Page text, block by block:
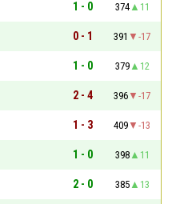
1 - 0 374
11
0 - 1 391
-17
1 - 0 379
12
2 - 4 396
-17
1 - 3 409
-13
1 - 0 398
11
2 - 0 385
13